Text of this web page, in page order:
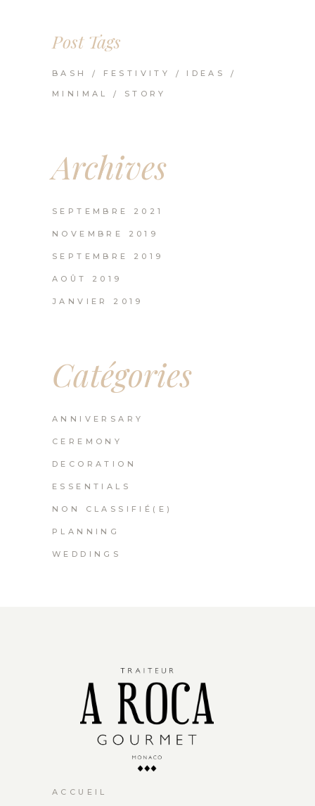
Post Tags
BASH FESTIVITY IDEAS
MINIMAL STORY
Archives
SEPTEMBRE 2021
NOVEMBRE 2019
SEPTEMBRE 2019
AOÛT 2019
JANVIER 2019
Catégories
ANNIVERSARY
CEREMONY
DECORATION
ESSENTIALS
NON CLASSIFIÉ(E)
PLANNING
WEDDINGS
ACCUEIL